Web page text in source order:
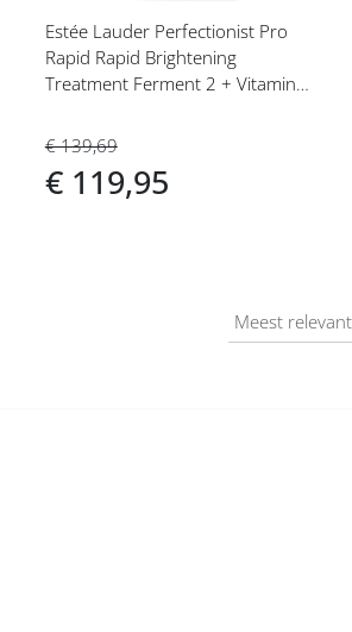
Estée Lauder Perfectionist Pro
Rapid Rapid Brightening
Treatment Ferment 2 + Vitamine
€ 139,69
€ 119,95